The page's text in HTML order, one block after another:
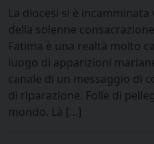
La diocesi si è
della solenne
Fatima è una realtà molto
luogo di apparizioni
canale di un messaggio di
di riparazione. Folle di
mondo. Là […]